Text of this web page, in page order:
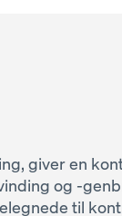
giver en
og -
til